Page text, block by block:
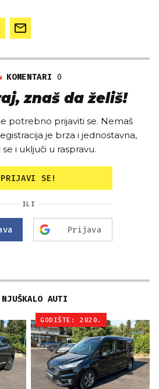
KOMENTARI0
znaš da želiš!
potrebno prijaviti se. Nemaš
je brza i jednostavna,
se i uključi u raspravu.
PRIJAVI SE!
ILI
Prijava
NJUŠKALO AUTI
GODIŠTE: 2020.